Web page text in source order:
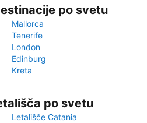
po svetu
Mallorca
Tenerife
London
Edinburg
Kreta
po svetu
Letališče Catania